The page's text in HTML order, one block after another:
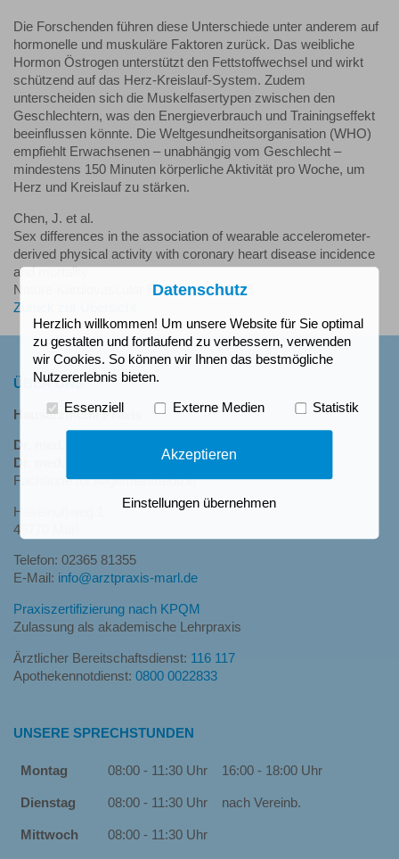
Die Forschenden führen diese Unterschiede unter anderem auf
hormonelle und muskuläre Faktoren zurück. Das weibliche
Hormon Östrogen unterstützt den Fettstoffwechsel und wirkt
schützend auf das Herz-Kreislauf-System. Zudem
unterscheiden sich die Muskelfasertypen zwischen den
Geschlechtern, was den Energieverbrauch und Trainingseffekt
beeinflussen könnte. Die Weltgesundheitsorganisation (WHO)
empfiehlt Erwachsenen – unabhängig vom Geschlecht –
mindestens 150 Minuten körperliche Aktivität pro Woche, um
Herz und Kreislauf zu stärken.
Chen, J. et al.
Sex differences in the association of wearable accelerometer-
derived physical activity with coronary heart disease incidence
and mortality
Nature Kardiovascular Research 10/2025
Zurück zur Übersicht
ÜBER UNS
Hausärztliche Praxis
Dr. med. Michaela Schulze-Schay
Dr. med. Christoph Schay
Fachärzte für Allgemeinmedizin
Haselnußweg 1
45770 Marl
Telefon: 02365 81355
E-Mail: info@arztpraxis-marl.de
Praxiszertifizierung nach KPQM
Zulassung als akademische Lehrpraxis
Ärztlicher Bereitschaftsdienst: 116 117
Apothekennotdienst: 0800 0022833
UNSERE SPRECHSTUNDEN
Montag 08:00 - 11:30 Uhr 16:00 - 18:00 Uhr
Dienstag 08:00 - 11:30 Uhr nach Vereinb.
Mittwoch 08:00 - 11:30 Uhr
Datenschutz
Herzlich willkommen! Um unsere Website für Sie optimal
zu gestalten und fortlaufend zu verbessern, verwenden
wir Cookies. So können wir Ihnen das bestmögliche
Nutzererlebnis bieten.
Essenziell Externe Medien Statistik
Akzeptieren
Einstellungen übernehmen